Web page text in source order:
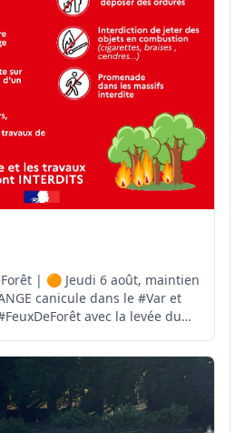
| 🟠 Jeudi 6 août, maintien
canicule dans le #Var et
avec la levée du
terres 👉
Actions-de-l-Etat/Securite...